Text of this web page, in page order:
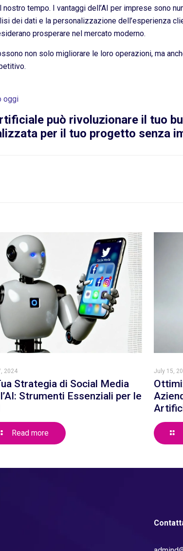
tempo. I vantaggi dell’AI per imprese sono
dei dati e la personalizzazione dell’esperienza
prosperare nel mercato moderno.
non solo migliorare le loro operazioni, ma
oggi
può rivoluzionare il tuo
per il tuo progetto senza
2024
Strategia di Social Media
Strumenti Essenziali per le
Read more
July 15,